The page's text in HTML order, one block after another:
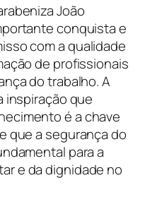
João
conquista e
com a qualidade
de profissionais
do trabalho. A
inspiração que
é a chave
que a segurança do
para a
e da dignidade no